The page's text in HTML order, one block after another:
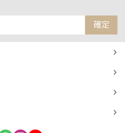
確定